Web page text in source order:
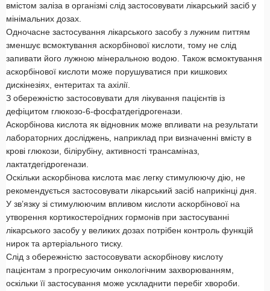
вмістом заліза в організмі слід застосовувати лікарський засіб у
мінімальних дозах.
Одночасне застосування лікарського засобу з лужним питтям
зменшує всмоктування аскорбінової кислоти, тому не слід
запивати його лужною мінеральною водою. Також всмоктування
аскорбінової кислоти може порушуватися при кишкових
дискінезіях, ентеритах та ахілії.
З обережністю застосовувати для лікування пацієнтів із
дефіцитом глюкозо-6-фосфатдегідрогенази.
Аскорбінова кислота як відновник може впливати на результати
лабораторних досліджень, наприклад при визначенні вмісту в
крові глюкози, білірубіну, активності трансаміназ,
лактатдегідрогенази.
Оскільки аскорбінова кислота має легку стимулюючу дію, не
рекомендується застосовувати лікарський засіб наприкінці дня.
У зв’язку зі стимулюючим впливом кислоти аскорбінової на
утворення кортикостероїдних гормонів при застосуванні
лікарського засобу у великих дозах потрібен контроль функцій
нирок та артеріального тиску.
Слід з обережністю застосовувати аскорбінову кислоту
пацієнтам з прогресуючим онкологічним захворюванням,
оскільки її застосування може ускладнити перебіг хвороби.